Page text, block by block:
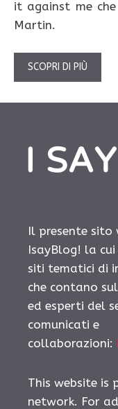
it against me
Martin.
SCOPRI DI PIÙ
Il presente sito
IsayBlog! la
siti tematici di
che contano
ed esperti del
comunicati e
collaborazioni:
This website is
network. For